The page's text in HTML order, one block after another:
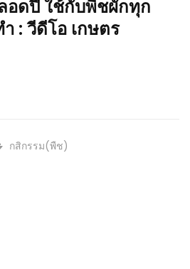
ดพลาสติก วิธีปลูกผักกาดหอม
ผลผลิตสูง
อดปี ใช้กับพืชผักทุก
: วีดีโอ เกษตร
CATEGORY:
กสิกรรม(พืช)